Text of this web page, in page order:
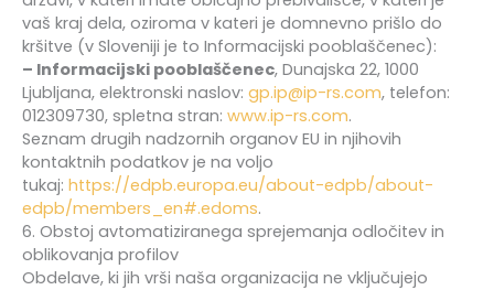
vaš kraj dela, oziroma v kateri je domnevno prišlo do
kršitve (v Sloveniji je to Informacijski pooblaščenec):
– Informacijski pooblaščenec, Dunajska 22, 1000
Ljubljana, elektronski naslov: gp.ip@ip-rs.com, telefon:
012309730, spletna stran: www.ip-rs.com.
Seznam drugih nadzornih organov EU in njihovih
kontaktnih podatkov je na voljo
tukaj: https://edpb.europa.eu/about-edpb/about-
edpb/members_en#.edoms.
6. Obstoj avtomatiziranega sprejemanja odločitev in
oblikovanja profilov
Obdelave, ki jih vrši naša organizacija ne vključujejo